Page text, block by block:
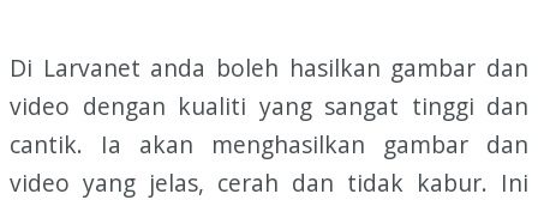
Di Larvanet anda boleh hasilkan gambar dan
video dengan kualiti yang sangat tinggi dan
cantik. Ia akan menghasilkan gambar dan
video yang jelas, cerah dan tidak kabur. Ini